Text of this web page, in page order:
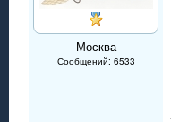
Москва
Сообщений: 6533